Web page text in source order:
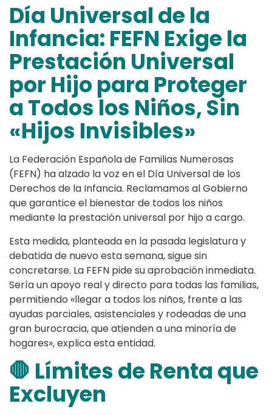
Día Universal de la
Infancia: FEFN Exige la
Prestación Universal
por Hijo para Proteger
a Todos los Niños, Sin
«Hijos Invisibles»
La Federación Española de Familias Numerosas
(FEFN) ha alzado la voz en el Día Universal de los
Derechos de la Infancia. Reclamamos al Gobierno
que garantice el bienestar de todos los niños
mediante la prestación universal por hijo a cargo.
Esta medida, planteada en la pasada legislatura y
debatida de nuevo esta semana, sigue sin
concretarse. La FEFN pide su aprobación inmediata.
Sería un apoyo real y directo para todas las familias,
permitiendo «llegar a todos los niños, frente a las
ayudas parciales, asistenciales y rodeadas de una
gran burocracia, que atienden a una minoría de
hogares», explica esta entidad.
🛑 Límites de Renta que
Excluyen